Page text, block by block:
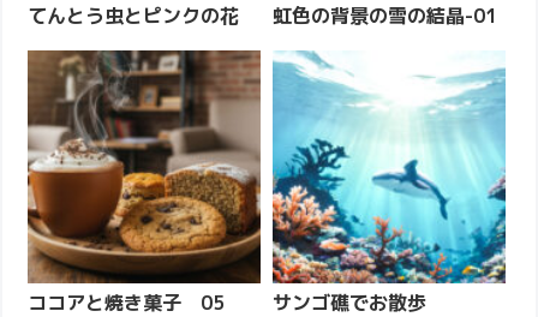
てんとう虫とピンクの花 虹色の背景の雪の結晶-01
ココアと焼き菓子 05 サンゴ礁でお散歩